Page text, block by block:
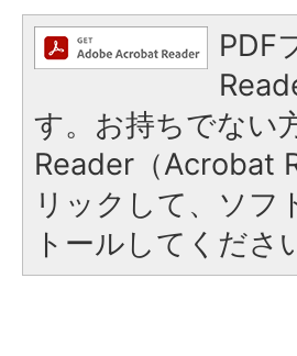
PDF
す。お持ちでない
Reader（Acrobat
リックして、ソフ
トールしてくださ